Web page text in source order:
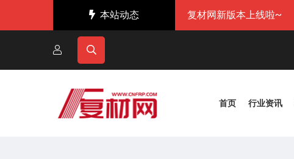
本站动态 复材网新版本上线啦~
首页 行业资讯